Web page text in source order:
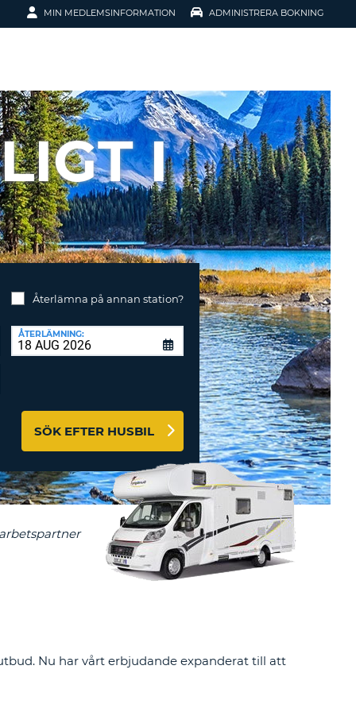
MIN MEDLEMSINFORMATION
SMIDIGARE
AFFILIATES
ADMINISTRERA BOKNING
I
Återlämna på annan station?
ÅTERLÄMNING:
SÖK EFTER HUSBIL
Nu har vårt erbjudande expanderat till att